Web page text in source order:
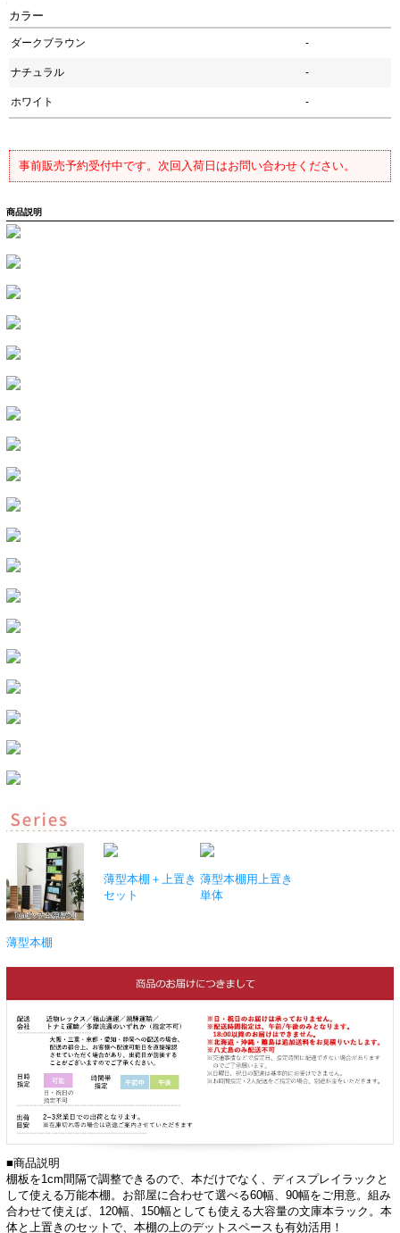
カラー
ダークブラウン -
ナチュラル -
ホワイト -
事前販売予約受付中です。次回入荷日はお問い合わせください。
商品説明
薄型本棚
薄型本棚＋上置き
セット
薄型本棚用上置き
単体
■商品説明
棚板を1cm間隔で調整できるので、本だけでなく、ディスプレイラックと
して使える万能本棚。お部屋に合わせて選べる60幅、90幅をご用意。組み
合わせて使えば、120幅、150幅としても使える大容量の文庫本ラック。本
体と上置きのセットで、本棚の上のデットスペースも有効活用！